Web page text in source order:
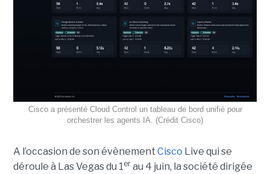
Cisco a présenté Cloud Control un tableau de bord unifié pour
orchestrer les agents IA. (Crédit Cisco)
A l’occasion de son évènement Cisco Live qui se
déroule à Las Vegas du 1erau 4 juin, la société dirigée